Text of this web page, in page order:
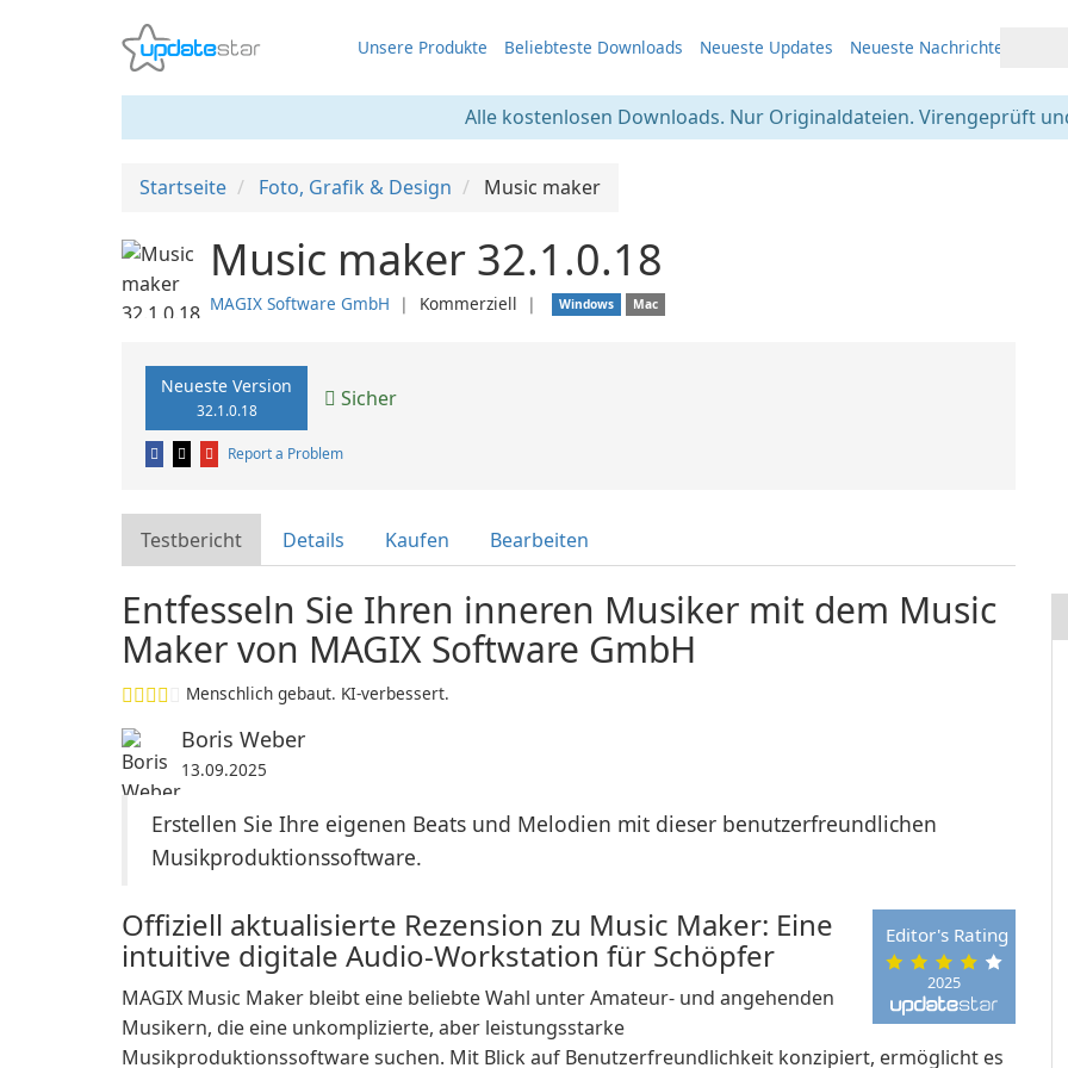
Unsere Produkte Beliebteste Downloads Neueste Updates Neueste Nachrichten
Alle kostenlosen Downloads. Nur Originaldateien. Virengeprüft
Startseite Foto, Grafik & Design Music maker
Music maker 32.1.0.18
MAGIX Software GmbH ❘ Kommerziell ❘ Windows Mac
Neueste Version
32.1.0.18 Sicher
Report a Problem
Testbericht Details Kaufen Bearbeiten
Entfesseln Sie Ihren inneren Musiker mit dem Music
Maker von MAGIX Software GmbH
Menschlich gebaut. KI-verbessert.
Boris Weber
13.09.2025
Erstellen Sie Ihre eigenen Beats und Melodien mit dieser benutzerfreundlichen
Musikproduktionssoftware.
2025
Editor's Rating
Offiziell aktualisierte Rezension zu Music Maker: Eine
intuitive digitale Audio-Workstation für Schöpfer
MAGIX Music Maker bleibt eine beliebte Wahl unter Amateur- und angehenden
Musikern, die eine unkomplizierte, aber leistungsstarke
Musikproduktionssoftware suchen. Mit Blick auf Benutzerfreundlichkeit konzipiert, ermöglicht es